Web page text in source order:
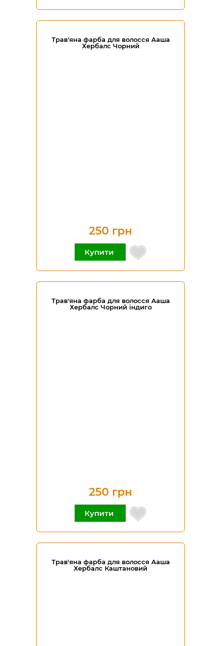
Трав'яна фарба для волосся Ааша
Хербалс Чорний
250 грн
Купити
Трав'яна фарба для волосся Ааша
Хербалс Чорний індиго
250 грн
Купити
Трав'яна фарба для волосся Ааша
Хербалс Каштановий